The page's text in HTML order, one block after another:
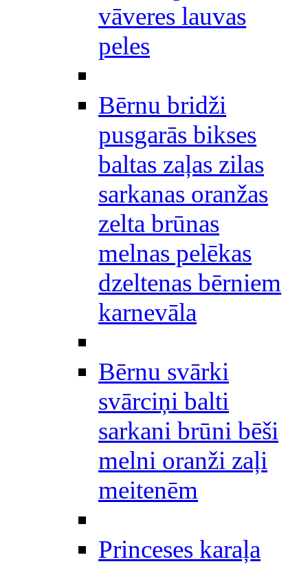
vāveres lauvas
peles
Bērnu bridži
pusgarās bikses
baltas zaļas zilas
sarkanas oranžas
zelta brūnas
melnas pelēkas
dzeltenas bērniem
karnevāla
Bērnu svārki
svārciņi balti
sarkani brūni bēši
melni oranži zaļi
meitenēm
Princeses karaļa